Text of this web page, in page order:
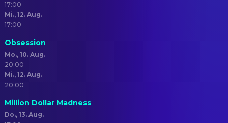
17:00
Mi., 12. Aug.
17:00
Obsession
Mo., 10. Aug.
20:00
Mi., 12. Aug.
20:00
Million Dollar Madness
Do., 13. Aug.